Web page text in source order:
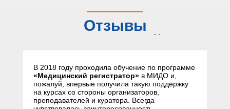
Отзывы
слушателей
В 2018 году проходила обучение по программе
«Медицинский регистратор» в МИДО и,
пожалуй, впервые получила такую поддержку
на курсах со стороны организаторов,
преподавателей и куратора. Всегда